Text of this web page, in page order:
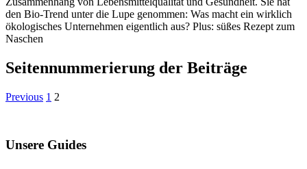
den Bio-Trend unter die Lupe genommen: Was macht ein wirklich
ökologisches Unternehmen eigentlich aus? Plus: süßes Rezept zum
Naschen
Seitennummerierung der Beiträge
Previous 1 2
Unsere Guides